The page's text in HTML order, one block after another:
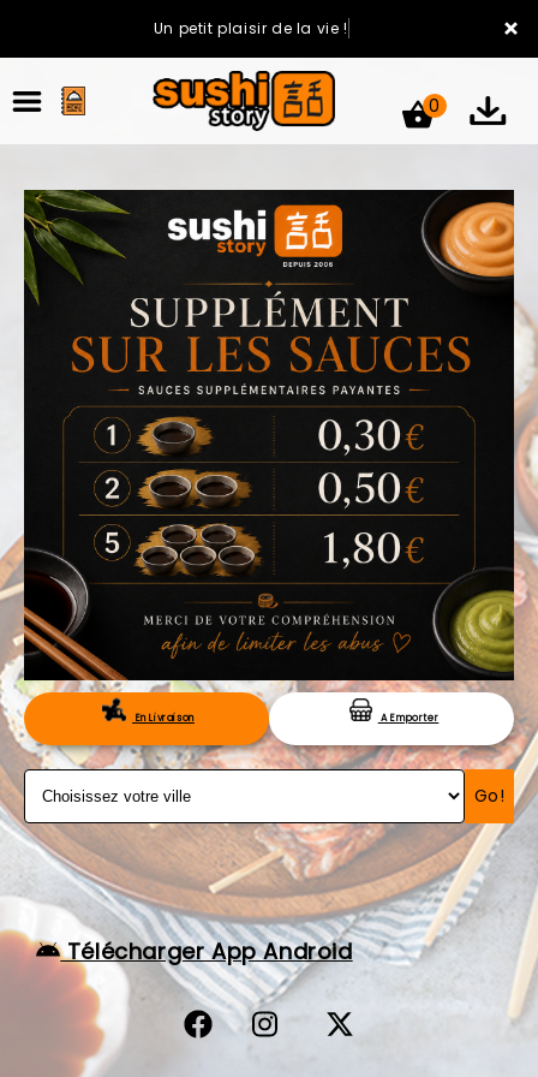
×
Un petit plaisir de la vie !
ACCUEIL
LA CARTE
VOTRE COMPTE
NOTRE RESTAURANT
VOS AVIS
MENTIONS LÉGALES
C.G.V
RÉSERVATION
0
En Livraison A Emporter
Go!
Télécharger App Android